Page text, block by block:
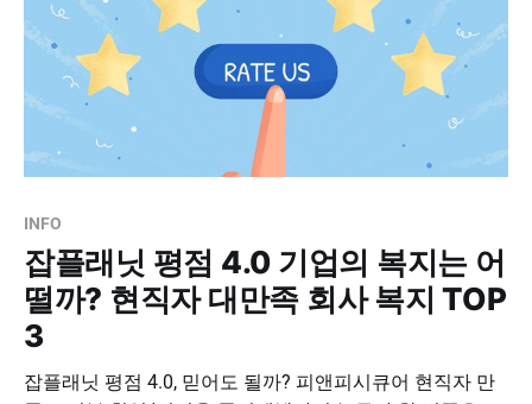
INFO
잡플래닛 평점 4.0 기업의 복지는 어
떨까? 현직자 대만족 회사 복지 TOP
3
잡플래닛 평점 4.0, 믿어도 될까? 피앤피시큐어 현직자 만